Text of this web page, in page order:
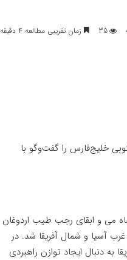
35 زمان تقریبی مطالعه 4 دقیقه
خلیج‌فارس را گفت‌وگو با
می و ابقای رجب طیب اردوغان
آسیا و شمال آفریقا شد. در
به دنبال ایجاد توازن راهبردی